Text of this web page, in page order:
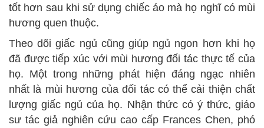
tốt hơn sau khi sử dụng chiếc áo mà họ nghĩ có mùi
hương quen thuộc.
Theo dõi giấc ngủ cũng giúp ngủ ngon hơn khi họ
đã được tiếp xúc với mùi hương đối tác thực tế của
họ. Một trong những phát hiện đáng ngạc nhiên
nhất là mùi hương của đối tác có thể cải thiện chất
lượng giấc ngủ của họ. Nhận thức có ý thức, giáo
sư tác giả nghiên cứu cao cấp Frances Chen, phó